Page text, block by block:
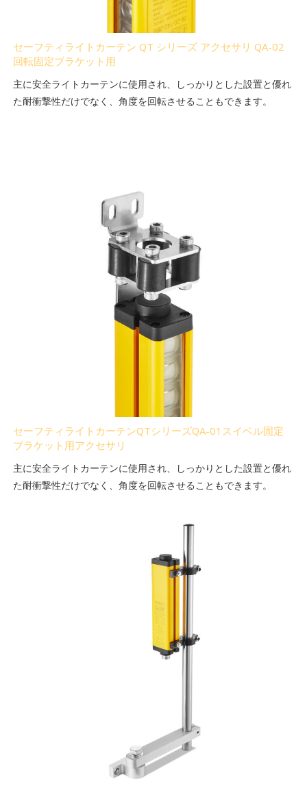
セーフティライトカーテン QT シリーズ アクセサリ QA-02
回転固定ブラケット用
主に安全ライトカーテンに使用され、しっかりとした設置と優れ
た耐衝撃性だけでなく、角度を回転させることもできます。
セーフティライトカーテンQTシリーズQA-01スイベル固定
ブラケット用アクセサリ
主に安全ライトカーテンに使用され、しっかりとした設置と優れ
た耐衝撃性だけでなく、角度を回転させることもできます。